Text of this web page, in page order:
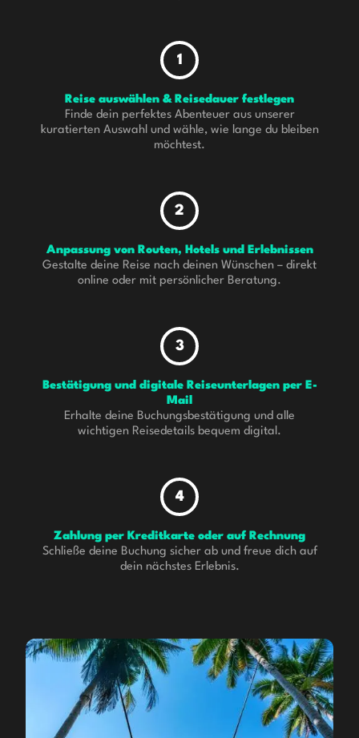
1
Reise auswählen & Reisedauer festlegen
Finde dein perfektes Abenteuer aus unserer
kuratierten Auswahl und wähle, wie lange du bleiben
möchtest.
2
Anpassung von Routen, Hotels und Erlebnissen
Gestalte deine Reise nach deinen Wünschen – direkt
online oder mit persönlicher Beratung.
3
Bestätigung und digitale Reiseunterlagen per E-
Mail
Erhalte deine Buchungsbestätigung und alle
wichtigen Reisedetails bequem digital.
4
Zahlung per Kreditkarte oder auf Rechnung
Schließe deine Buchung sicher ab und freue dich auf
dein nächstes Erlebnis.